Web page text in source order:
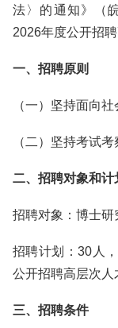
法〉的通知》（
2026年度公开招
一、招聘原则
（一）坚持面向社
（二）坚持考试考
二、招聘对象和计
招聘对象：博士研
招聘计划：30人
公开招聘高层次人
三、招聘条件